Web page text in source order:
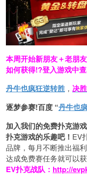
本周开始新朋友＋老朋
如何获得!?登入游戏中
丹牛也疯狂逆转胜， 决
逐梦参赛!百度 “丹牛也
加入我们的免费扑克游
扑克游戏的乐趣吧！ EV
品牌，每月不断推出福
达成免费赛任务就可以
EV扑克战队： http://